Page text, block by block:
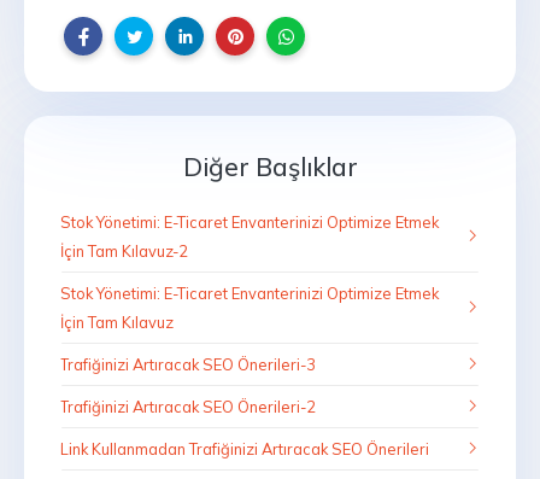
Diğer Başlıklar
Stok Yönetimi: E-Ticaret Envanterinizi Optimize Etmek
İçin Tam Kılavuz-2
Stok Yönetimi: E-Ticaret Envanterinizi Optimize Etmek
İçin Tam Kılavuz
Trafiğinizi Artıracak SEO Önerileri-3
Trafiğinizi Artıracak SEO Önerileri-2
Link Kullanmadan Trafiğinizi Artıracak SEO Önerileri